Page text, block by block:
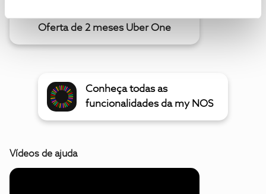
Oferta de 2 meses Uber One
Conheça todas as
funcionalidades da my NOS
Vídeos de ajuda